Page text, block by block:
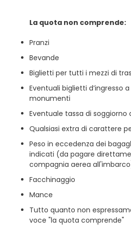
La quota non comprende:
Pranzi
Bevande
Biglietti per tutti i mezzi di
Eventuali biglietti d’ingresso
monumenti
Eventuale tassa di soggiorno
Qualsiasi extra di carattere
Peso in eccedenza dei
indicati (da pagare
compagnia aerea
Facchinaggio
Mance
Tutto quanto non
voce "la quota comprende"